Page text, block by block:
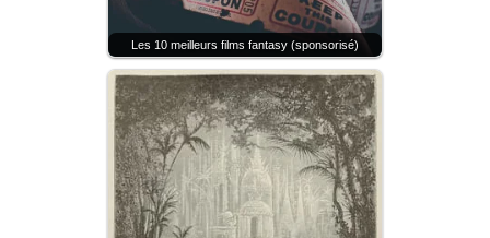
Les 10 meilleurs films fantasy (sponsorisé)